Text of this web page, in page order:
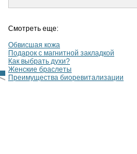
Смотреть еще:
Обвисшая кожа
Подарок с магнитной закладкой
Как выбрать духи?
Женские браслеты
Преимущества биоревитализации